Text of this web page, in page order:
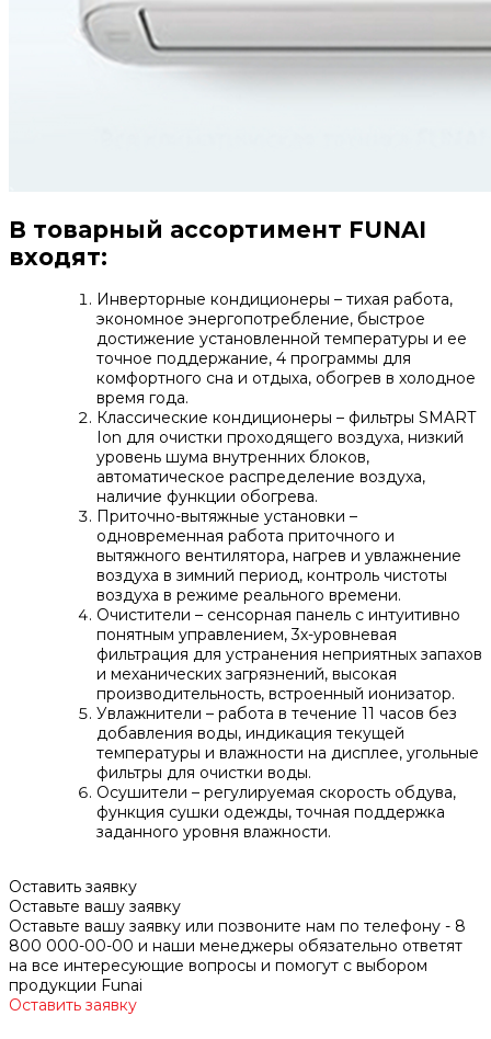
В товарный ассортимент FUNAI
входят:
Инверторные кондиционеры – тихая работа,
экономное энергопотребление, быстрое
достижение установленной температуры и ее
точное поддержание, 4 программы для
комфортного сна и отдыха, обогрев в холодное
время года.
Классические кондиционеры – фильтры SMART
Ion для очистки проходящего воздуха, низкий
уровень шума внутренних блоков,
автоматическое распределение воздуха,
наличие функции обогрева.
Приточно-вытяжные установки –
одновременная работа приточного и
вытяжного вентилятора, нагрев и увлажнение
воздуха в зимний период, контроль чистоты
воздуха в режиме реального времени.
Очистители – сенсорная панель с интуитивно
понятным управлением, 3х-уровневая
фильтрация для устранения неприятных запахов
и механических загрязнений, высокая
производительность, встроенный ионизатор.
Увлажнители – работа в течение 11 часов без
добавления воды, индикация текущей
температуры и влажности на дисплее, угольные
фильтры для очистки воды.
Осушители – регулируемая скорость обдува,
функция сушки одежды, точная поддержка
заданного уровня влажности.
Оставить заявку
Оставьте вашу заявку
Оставьте вашу заявку или позвоните нам по телефону - 8
800 000-00-00 и наши менеджеры обязательно ответят
на все интересующие вопросы и помогут с выбором
продукции Funai
Оставить заявку